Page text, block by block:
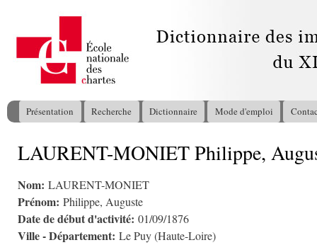
Menu principal
Présentation Recherche Dictionnaire Mode d'emploi
Vous êtes ici
LAURENT-MONIET Philippe,
Nom: LAURENT-MONIET
Prénom: Philippe, Auguste
Date de début d'activité: 01/09/1876
Ville - Département: Le Puy (Haute-Loire)